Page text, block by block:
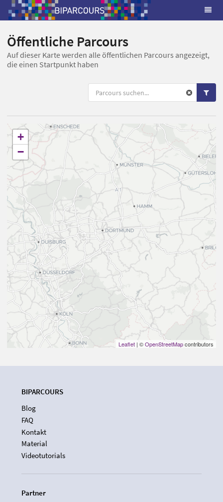
Öffentliche Parcours
Auf dieser Karte werden alle öffentlichen Parcours angezeigt,
die einen Startpunkt haben
+
−
Leaflet | ©OpenStreetMapcontributors
BIPARCOURS
Blog
FAQ
Kontakt
Material
Videotutorials
Partner